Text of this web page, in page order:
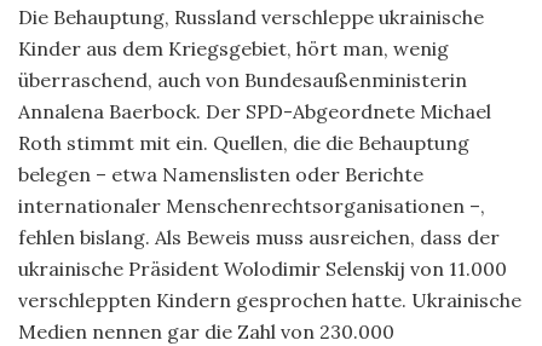
Die Behauptung, Russland verschleppe ukrainische
Kinder aus dem Kriegsgebiet, hört man, wenig
überraschend, auch von Bundesaußenministerin
Annalena Baerbock. Der SPD-Abgeordnete Michael
Roth stimmt mit ein. Quellen, die die Behauptung
belegen – etwa Namenslisten oder Berichte
internationaler Menschenrechtsorganisationen –,
fehlen bislang. Als Beweis muss ausreichen, dass der
ukrainische Präsident Wolodimir Selenskij von 11.000
verschleppten Kindern gesprochen hatte. Ukrainische
Medien nennen gar die Zahl von 230.000